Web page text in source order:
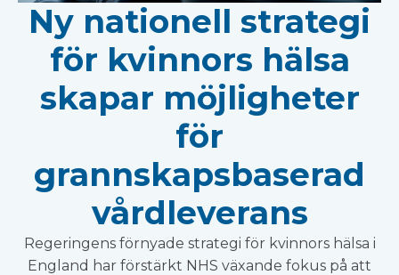
Ny nationell strategi
för kvinnors hälsa
skapar möjligheter
för
grannskapsbaserad
vårdleverans
Regeringens förnyade strategi för kvinnors hälsa i
England har förstärkt NHS växande fokus på att